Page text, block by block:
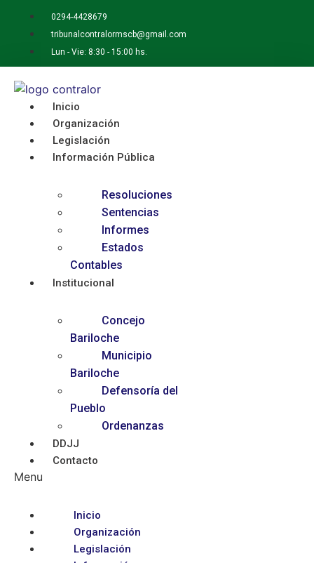
contenido
0294-4428679
tribunalcontralormscb@gmail.com
Lun - Vie: 8:30 - 15:00 hs.
Inicio
Organización
Legislación
Información Pública
Resoluciones
Sentencias
Informes
Estados
Contables
Institucional
Concejo
Bariloche
Municipio
Bariloche
Defensoría del
Pueblo
Ordenanzas
DDJJ
Contacto
Menu
Inicio
Organización
Legislación